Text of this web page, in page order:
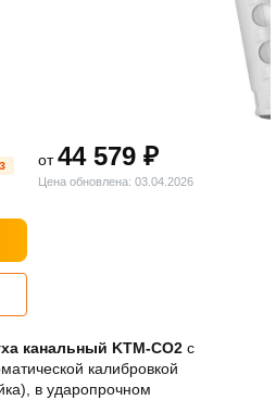
от44 579 ₽
Цена обновлена: 03.04.2026
канальный KTM-CO2 с
калибровкой
в ударопрочном